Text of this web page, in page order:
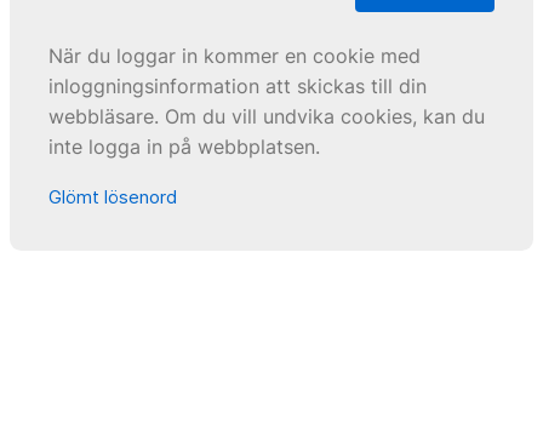
När du loggar in kommer en cookie med
inloggningsinformation att skickas till din
webbläsare. Om du vill undvika cookies, kan du
inte logga in på webbplatsen.
Glömt lösenord